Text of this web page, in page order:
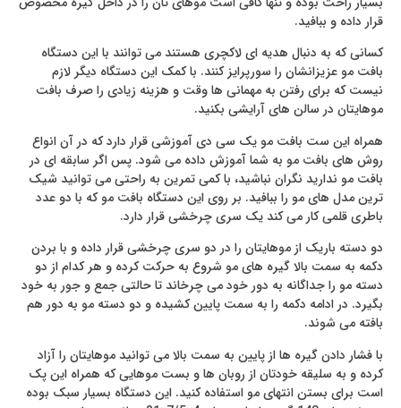
قرار داده و ببافید.
کسانی که به دنبال هدیه ای لاکچری هستند می توانند با این دستگاه
بافت مو عزیزانشان را سورپرایز کنند. با کمک این دستگاه دیگر لازم
نیست که برای رفتن به مهمانی ها وقت و هزینه زیادی را صرف بافت
موهایتان در سالن های آرایشی بکنید.
همراه این ست بافت مو یک سی دی آموزشی قرار دارد که در آن انواع
روش های بافت مو به شما آموزش داده می شود. پس اگر سابقه ای در
بافت مو ندارید نگران نباشید، با کمی تمرین به راحتی می توانید شیک
ترین مدل های مو را ببافید. بر روی این دستگاه بافت مو که با دو عدد
باطری قلمی کار می کند یک سری چرخشی قرار دارد.
دو دسته باریک از موهایتان را در دو سری چرخشی قرار داده و با بردن
دکمه به سمت بالا گیره های مو شروع به حرکت کرده و هر کدام از دو
دسته مو را جداگانه به دور خود می چرخاند تا حالتی جمع و جور به خود
بگیرد. در ادامه دکمه را به سمت پایین کشیده و دو دسته مو به دور هم
بافته می شوند.
با فشار دادن گیره ها از پایین به سمت بالا می توانید موهایتان را آزاد
کرده و به سلیقه خودتان از روبان ها و بست موهایی که همراه این پک
است برای بستن انتهای مو استفاده کنید. این دستگاه بسیار سبک بوده